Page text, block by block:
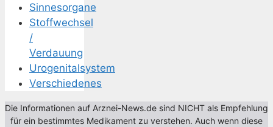
Sinnesorgane
Stoffwechsel
/
Verdauung
Urogenitalsystem
Verschiedenes
Die Informationen auf Arznei-News.de sind NICHT als Empfehlung
für ein bestimmtes Medikament zu verstehen. Auch wenn diese